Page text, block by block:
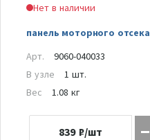
Нет в наличии
панель моторного отсека
Арт.
9060-040033
В узле
1 шт.
Вес
1.08 кг
839 ₽/шт